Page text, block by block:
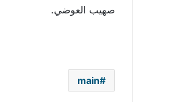
صهيب العوضي.
main